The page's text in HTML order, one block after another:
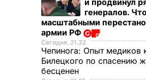
и продвинул
генералов.
масштабными
армии РФ
Сегодня, 21.32
Чепинога: Опыт медиков
Билецкого по спасению
бесценен